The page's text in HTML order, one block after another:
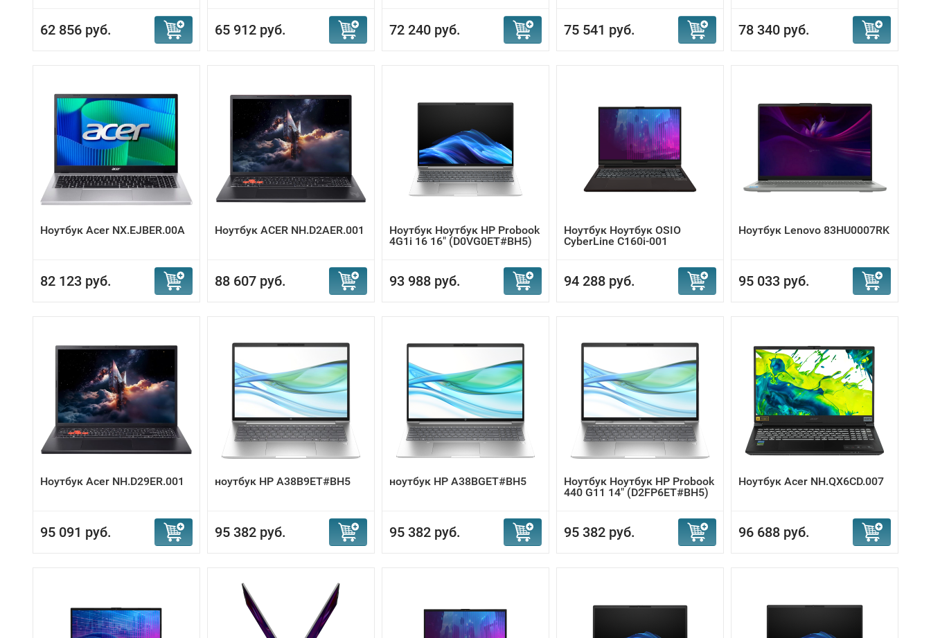
62 856 руб. 65 912 руб. 72 240 руб. 75 541 руб. 78 340 руб.
Ноутбук Acer NX.EJBER.00A
82 123 руб.
Ноутбук ACER NH.D2AER.001
88 607 руб.
Ноутбук Ноутбук HP Probook
4G1i 16 16" (D0VG0ET#BH5)
93 988 руб.
Ноутбук Ноутбук OSIO
CyberLine C160i-001
94 288 руб.
Ноутбук Lenovo 83HU0007RK
95 033 руб.
Ноутбук Acer NH.D29ER.001
95 091 руб.
ноутбук HP A38B9ET#BH5
95 382 руб.
ноутбук HP A38BGET#BH5
95 382 руб.
Ноутбук Ноутбук HP Probook
440 G11 14" (D2FP6ET#BH5)
95 382 руб.
Ноутбук Acer NH.QX6CD.007
96 688 руб.